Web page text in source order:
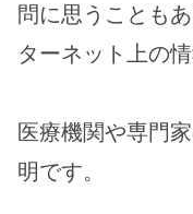
問に思うことも
ターネット上の
医療機関や専門
明です。